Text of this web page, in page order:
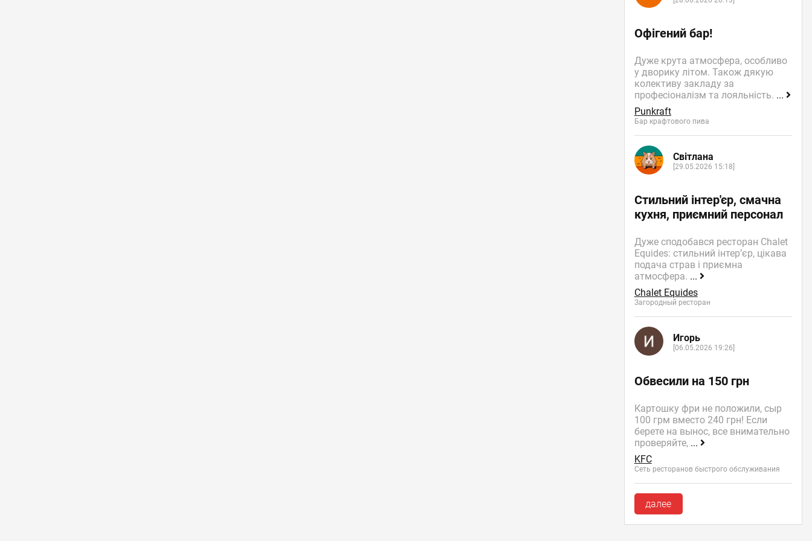
Офігений бар!
Дуже крута атмосфера, особливо
у дворику літом. Також дякую
колективу закладу за
професіоналізм та лояльність. ...
Punkraft
Бар крафтового пива
Світлана
[29.05.2026 15:18]
Стильний інтер'єр, смачна
кухня, приємний персонал
Дуже сподобався ресторан Chalet
Equides: стильний інтер’єр, цікава
подача страв і приємна
атмосфера. ...
Chalet Equides
Загородный ресторан
Игорь
[06.05.2026 19:26]
Обвесили на 150 грн
Картошку фри не положили, сыр
100 грм вместо 240 грн! Если
берете на вынос, все внимательно
проверяйте, ...
KFC
Сеть ресторанов быстрого обслуживания
далее